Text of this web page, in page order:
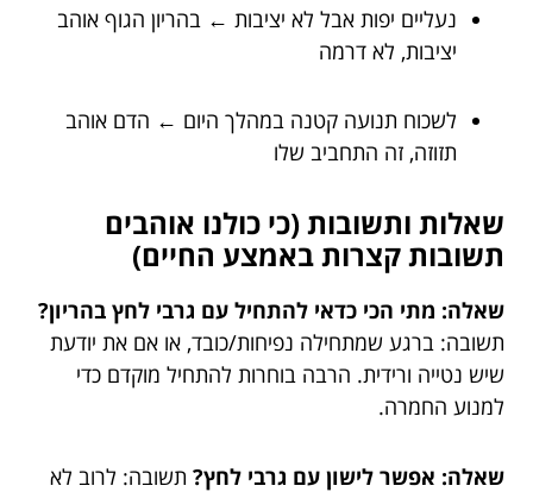
נעליים יפות אבל לא יציבות ← בהריון הגוף אוהב
יציבות, לא דרמה
לשכוח תנועה קטנה במהלך היום ← הדם אוהב
תזוזה, זה התחביב שלו
שאלות ותשובות (כי כולנו אוהבים
תשובות קצרות באמצע החיים)
שאלה: מתי הכי כדאי להתחיל עם גרבי לחץ בהריון?
תשובה: ברגע שמתחילה נפיחות/כובד, או אם את יודעת
שיש נטייה ורידית. הרבה בוחרות להתחיל מוקדם כדי
למנוע החמרה.
שאלה: אפשר לישון עם גרבי לחץ? תשובה: לרוב לא